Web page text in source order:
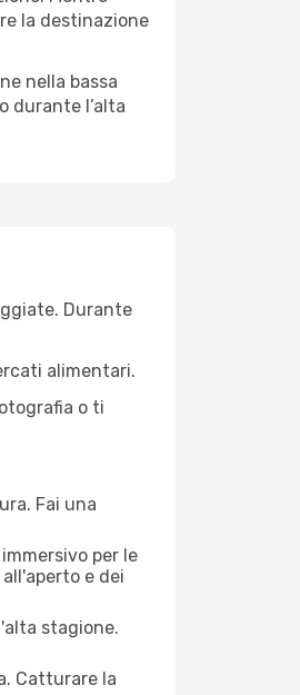
la destinazione
nella bassa
durante l’alta
Durante
alimentari.
o ti
Fai una
per le
e dei
stagione.
Catturare la